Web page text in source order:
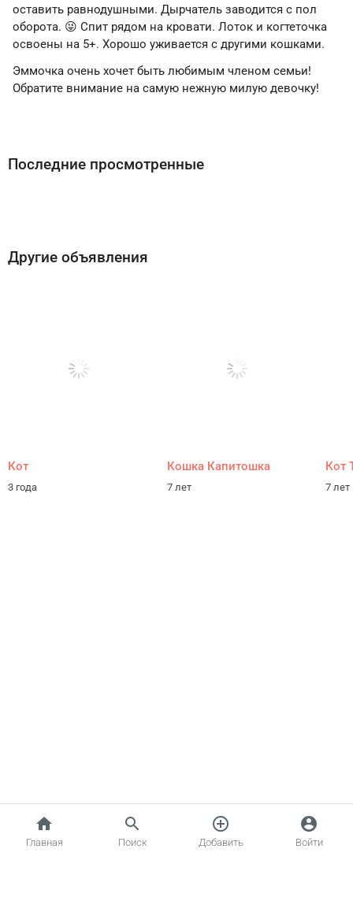
оставить равнодушными. Дырчатель заводится с пол
оборота. 😜 Спит рядом на кровати. Лоток и когтеточка
освоены на 5+. Хорошо уживается с другими кошками.
Эммочка очень хочет быть любимым членом семьи!
Обратите внимание на самую нежную милую девочку!
Последние просмотренные
Другие объявления
Кот
3 года
Кошка Капитошка
7 лет
Кот
7 лет
home
Главная
search
Поиск
add_circle_outline
Добавить
account_circle
Войти